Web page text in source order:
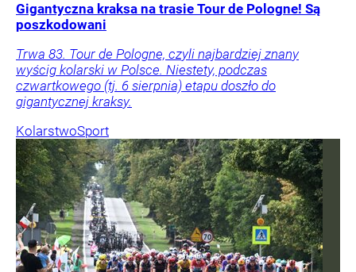
Gigantyczna kraksa na trasie Tour de Pologne! Są
poszkodowani
Trwa 83. Tour de Pologne, czyli najbardziej znany
wyścig kolarski w Polsce. Niestety, podczas
czwartkowego (tj. 6 sierpnia) etapu doszło do
gigantycznej kraksy.
KolarstwoSport